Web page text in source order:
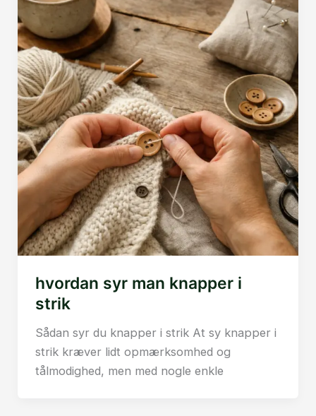
hvordan syr man knapper i
strik
Sådan syr du knapper i strik At sy knapper i
strik kræver lidt opmærksomhed og
tålmodighed, men med nogle enkle